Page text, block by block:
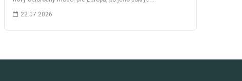
22.07.2026